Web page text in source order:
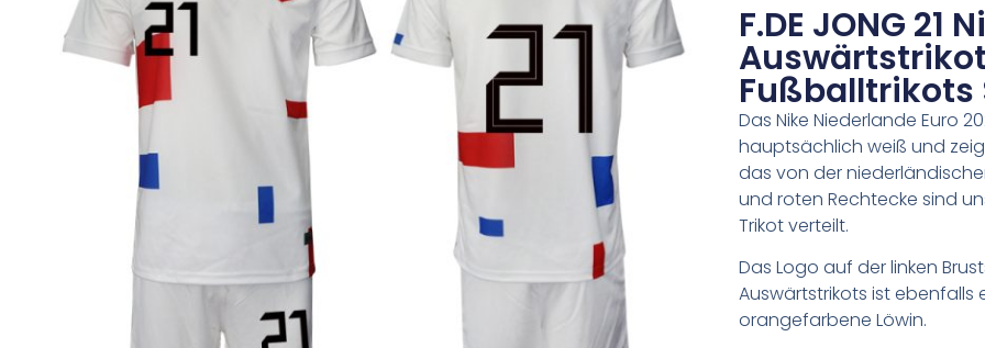
F.DE JONG 21
Fußballtrikots
Das Nike Niederlande Euro
hauptsächlich weiß und
das von der
und roten Rechtecke sind
Trikot verteilt.
Das Logo auf der linken
Auswärtstrikots ist ebenfalls
orangefarbene Löwin.